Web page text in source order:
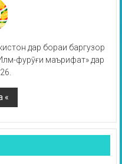
дар бораи баргузор
фурӯғи маърифат» дар